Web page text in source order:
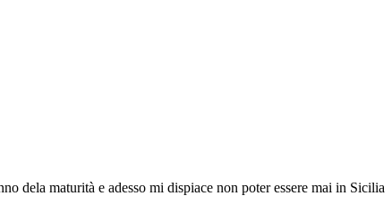
dela maturità e adesso mi dispiace non poter essere mai in Sicilia